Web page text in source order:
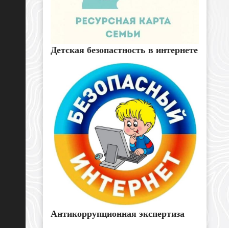
Детская безопастность в интернете
Антикоррупционная экспертиза